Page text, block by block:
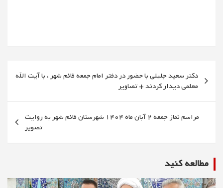
راهبری
نوشتهدکتر سعید جلیلی با حضور در دفتر امام جمعه قائم شهر ، با آیت الله
معلمی دیدار کردند + تصاویر
مراسم نماز جمعه 2 آبان ماه 1404 شهرستان قائم شهر به روایت
تصویر
مطالعه كنيد